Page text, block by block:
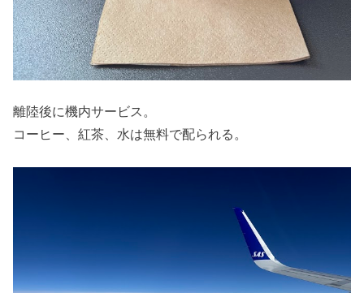
離陸後に機内サービス。
コーヒー、紅茶、水は無料で配られる。